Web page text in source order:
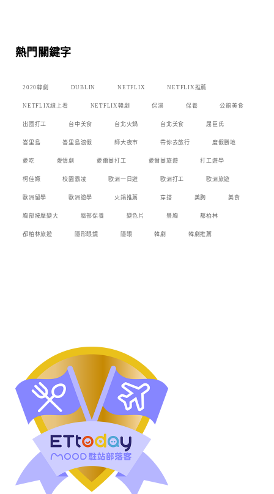
熱門關鍵字
2020韓劇 DUBLIN NETFLIX NETFLIX推薦
NETFLIX線上看 NETFLIX韓劇 保濕 保養 公館美食
出國打工 台中美食 台北火鍋 台北美食 屈臣氏
峇里島 峇里島渡假 師大夜市 帶你去旅行 度假勝地
愛吃 愛情劇 愛爾蘭打工 愛爾蘭旅遊 打工遊學
柯佳嬿 校園霸凌 歐洲一日遊 歐洲打工 歐洲旅遊
歐洲留學 歐洲遊學 火鍋推薦 穿搭 美胸 美食
胸部按摩變大 臉部保養 變色片 豐胸 都柏林
都柏林旅遊 隱形眼鏡 隱眼 韓劇 韓劇推薦